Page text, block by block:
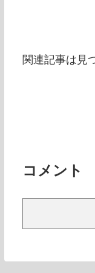
関連記事は見
コメント